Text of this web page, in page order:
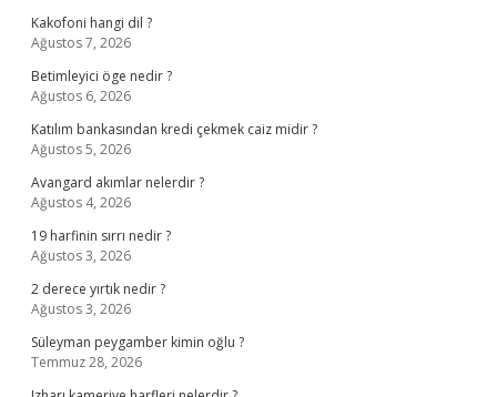
Kakofoni hangi dil ?
Ağustos 7, 2026
Betimleyici öge nedir ?
Ağustos 6, 2026
Katılım bankasından kredi çekmek caiz midir ?
Ağustos 5, 2026
Avangard akımlar nelerdir ?
Ağustos 4, 2026
19 harfinin sırrı nedir ?
Ağustos 3, 2026
2 derece yırtık nedir ?
Ağustos 3, 2026
Süleyman peygamber kimin oğlu ?
Temmuz 28, 2026